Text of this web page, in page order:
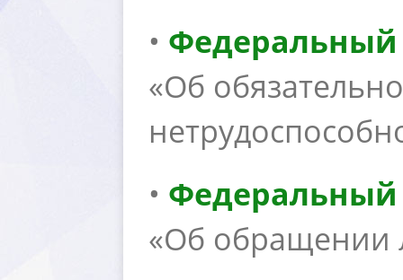
• Федеральный
«Об
• Федеральный
«Об обращении